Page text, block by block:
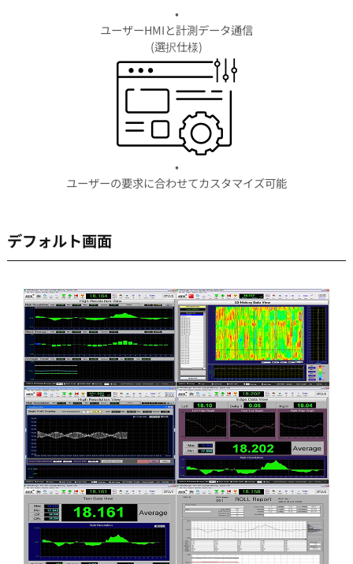
•
ユーザーHMIと計測データ通信
(選択仕様)
•
ユーザーの要求に合わせてカスタマイズ可能
デフォルト画面